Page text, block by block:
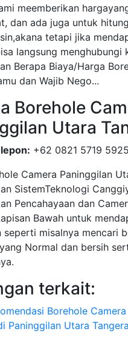
meemberikan
dan ada juga untuk
tetapi jika
langsung menghubungi
Berapa Biaya/Harga
dan Wajib Nego...
Borehole
Utara
+62 0821 5719 5925
Camera Paninggilan
SistemTeknologi
Pencahayaan dan
Bawah untuk
seperti misalnya mencari
Normal dan bersih
terkait:
Borehole
Paninggilan Utara